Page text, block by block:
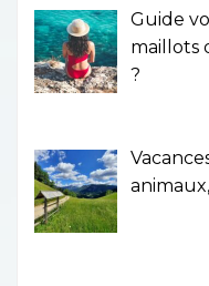
Guide
maillots
?